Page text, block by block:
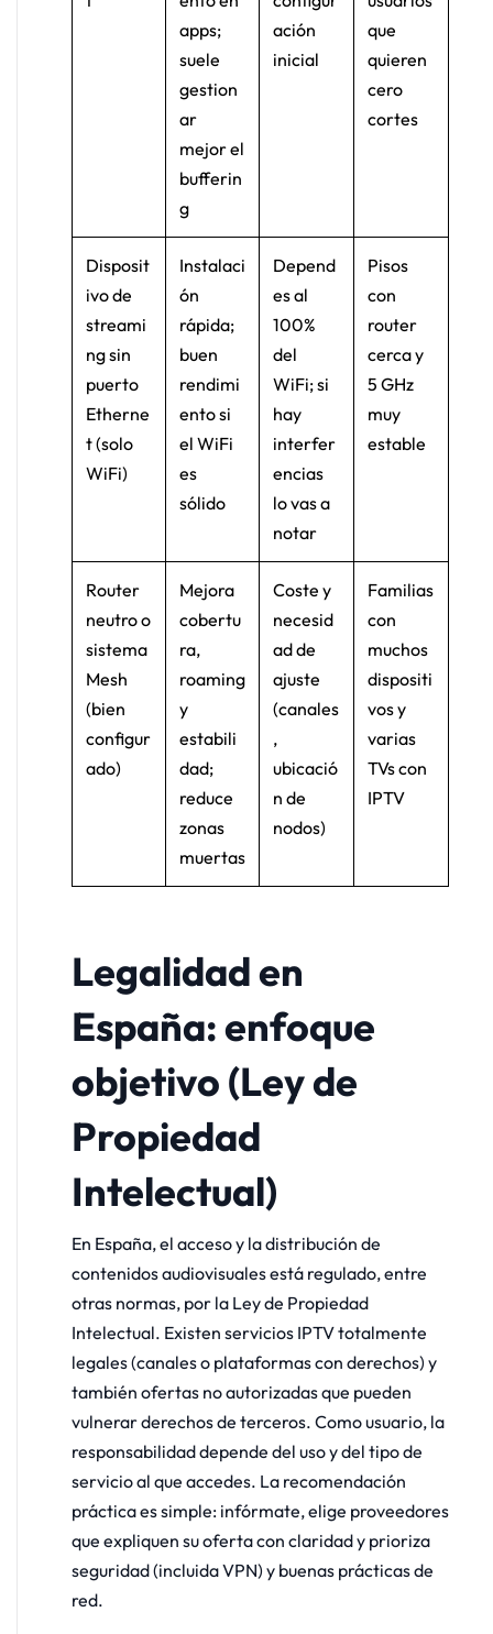
apps;
suele
gestion
ar
mejor el
bufferin
g
ación
inicial
que
quieren
cero
cortes
Disposit
ivo de
streami
ng sin
puerto
Etherne
t (solo
WiFi)
Instalaci
ón
rápida;
buen
rendimi
ento si
el WiFi
es
sólido
Depend
es al
100%
del
WiFi; si
hay
interfer
encias
lo vas a
notar
Pisos
con
router
cerca y
5 GHz
muy
estable
Router
neutro o
sistema
Mesh
(bien
configur
ado)
Mejora
cobertu
ra,
roaming
y
estabili
dad;
reduce
zonas
muertas
Coste y
necesid
ad de
ajuste
(canales
,
ubicació
n de
nodos)
Familias
con
muchos
dispositi
vos y
varias
TVs con
IPTV
Legalidad en
España: enfoque
objetivo (Ley de
Propiedad
Intelectual)
En España, el acceso y la distribución de
contenidos audiovisuales está regulado, entre
otras normas, por la Ley de Propiedad
Intelectual. Existen servicios IPTV totalmente
legales (canales o plataformas con derechos) y
también ofertas no autorizadas que pueden
vulnerar derechos de terceros. Como usuario, la
responsabilidad depende del uso y del tipo de
servicio al que accedes. La recomendación
práctica es simple: infórmate, elige proveedores
que expliquen su oferta con claridad y prioriza
seguridad (incluida VPN) y buenas prácticas de
red.